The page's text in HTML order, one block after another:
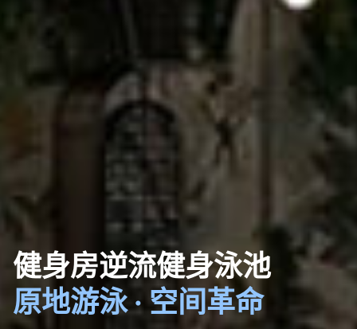
健身房逆流健身泳池
原地游泳 · 空间革命